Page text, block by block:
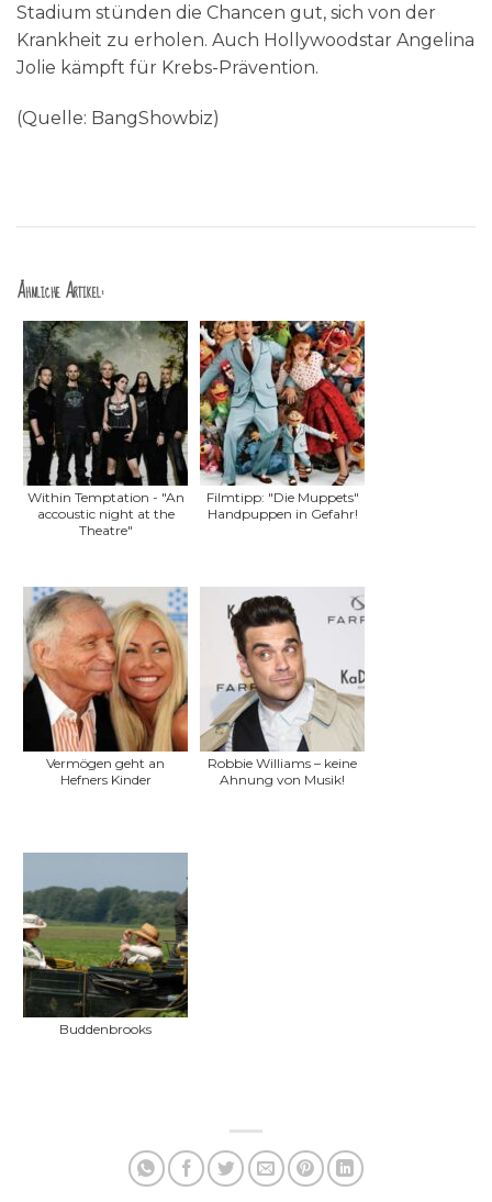
Stadium stünden die Chancen gut, sich von der
Krankheit zu erholen. Auch Hollywoodstar Angelina
Jolie kämpft für Krebs-Prävention.
(Quelle: BangShowbiz)
Ähnliche Artikel:
Within Temptation - "An
accoustic night at the
Theatre"
Filmtipp: "Die Muppets"
Handpuppen in Gefahr!
Vermögen geht an
Hefners Kinder
Robbie Williams – keine
Ahnung von Musik!
Buddenbrooks